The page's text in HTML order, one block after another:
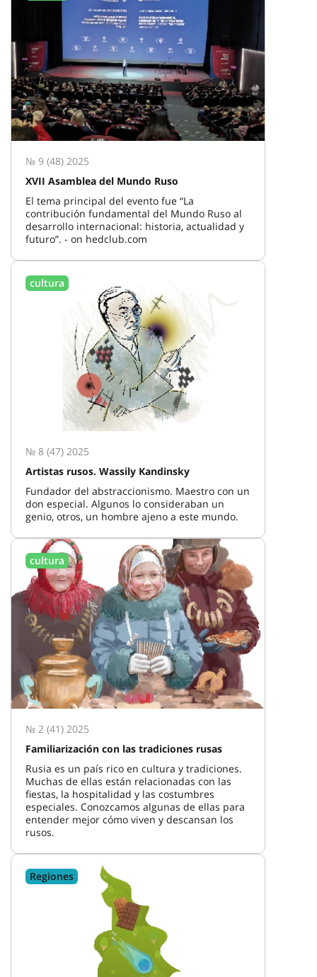
№ 9 (48) 2025
XVII Asamblea del Mundo Ruso
El tema principal del evento fue “La
contribución fundamental del Mundo Ruso al
desarrollo internacional: historia, actualidad y
futuro”. - on hedclub.com
cultura
№ 8 (47) 2025
Artistas rusos. Wassily Kandinsky
Fundador del abstraccionismo. Maestro con un
don especial. Algunos lo consideraban un
genio, otros, un hombre ajeno a este mundo.
cultura
№ 2 (41) 2025
Familiarización con las tradiciones rusas
Rusia es un país rico en cultura y tradiciones.
Muchas de ellas están relacionadas con las
fiestas, la hospitalidad y las costumbres
especiales. Conozcamos algunas de ellas para
entender mejor cómo viven y descansan los
rusos.
Regiones